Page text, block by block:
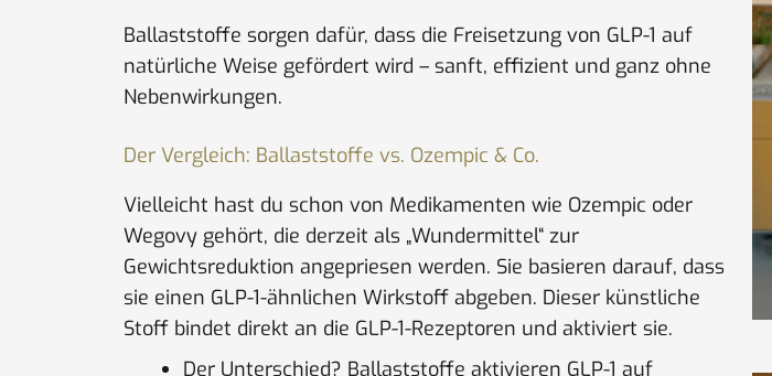
Ballaststoffe sorgen dafür, dass die Freisetzung von GLP-1 auf
natürliche Weise gefördert wird – sanft, effizient und ganz ohne
Nebenwirkungen.
Der Vergleich: Ballaststoffe vs. Ozempic & Co.
Vielleicht hast du schon von Medikamenten wie Ozempic oder
Wegovy gehört, die derzeit als „Wundermittel“ zur
Gewichtsreduktion angepriesen werden. Sie basieren darauf, dass
sie einen GLP-1-ähnlichen Wirkstoff abgeben. Dieser künstliche
Stoff bindet direkt an die GLP-1-Rezeptoren und aktiviert sie.
Der Unterschied? Ballaststoffe aktivieren GLP-1 auf